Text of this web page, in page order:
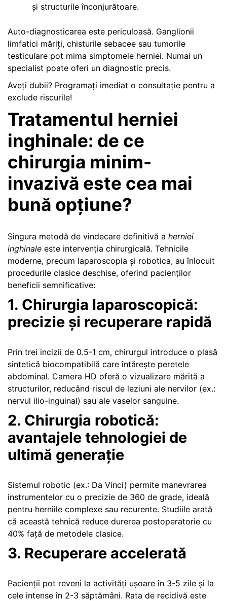
și structurile înconjurătoare.
Auto-diagnosticarea este periculoasă. Ganglionii
limfatici măriți, chisturile sebacee sau tumorile
testiculare pot mima simptomele herniei. Numai un
specialist poate oferi un diagnostic precis.
Aveți dubii? Programați imediat o consultație pentru a
exclude riscurile!
Tratamentul herniei
inghinale: de ce
chirurgia minim-
invazivă este cea mai
bună opțiune?
Singura metodă de vindecare definitivă a herniei
inghinale este intervenția chirurgicală. Tehnicile
moderne, precum laparoscopia și robotica, au înlocuit
procedurile clasice deschise, oferind pacienților
beneficii semnificative:
1. Chirurgia laparoscopică:
precizie și recuperare rapidă
Prin trei incizii de 0.5-1 cm, chirurgul introduce o plasă
sintetică biocompatibilă care întărește peretele
abdominal. Camera HD oferă o vizualizare mărită a
structurilor, reducând riscul de leziuni ale nervilor (ex.:
nervul ilio-inguinal) sau ale vaselor sanguine.
2. Chirurgia robotică:
avantajele tehnologiei de
ultimă generație
Sistemul robotic (ex.: Da Vinci) permite manevrarea
instrumentelor cu o precizie de 360 de grade, ideală
pentru herniile complexe sau recurente. Studiile arată
că această tehnică reduce durerea postoperatorie cu
40% față de metodele clasice.
3. Recuperare accelerată
Pacienții pot reveni la activități ușoare în 3-5 zile și la
cele intense în 2-3 săptămâni. Rata de recidivă este